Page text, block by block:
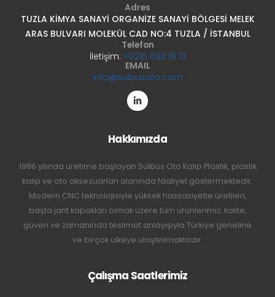
Adres
TUZLA KİMYA SANAYİ ORGANİZE SANAYİ BÖLGESİ MELEK
ARAS BULVARI MOLEKÜL CAD NO:4 TUZLA / İSTANBUL
Telefon
İletişim: +0216 593 18 13
EMAIL
info@sulbusoto.com
Hakkımızda
1986 yılında üretime başlayan Sülbüs Oto Kalıp Plastik, plastik
kalıp ve oto aksesuarları alanında faaliyet göstermektedir.
Modern CNC teknolojisiyle yüksek hassasiyetle üretilen,
başta jant kapakları olmak üzere tüm ürünlerimiz; kalite,
güven ve zamanında teslimat anlayışıyla Türkiye geneline
ve birçok ülkeye ulaştırılmaktadır.
Çalışma Saatlerimiz